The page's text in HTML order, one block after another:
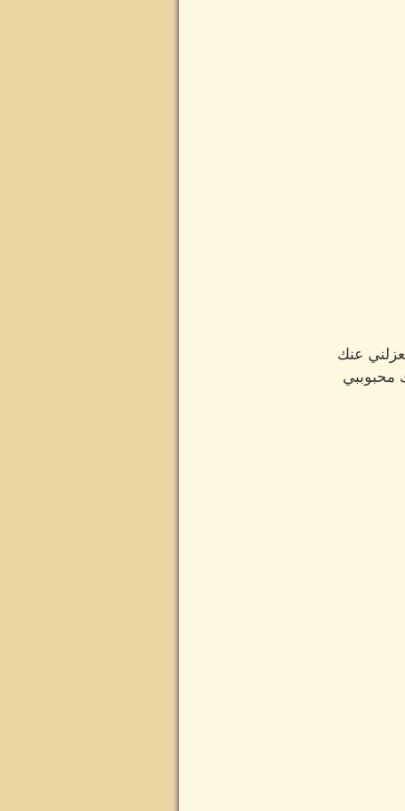
عنك
محبوببي